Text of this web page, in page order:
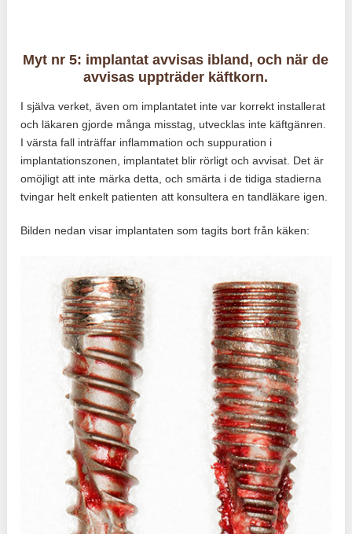
Myt nr 5: implantat avvisas ibland, och när de
avvisas uppträder käftkorn.
I själva verket, även om implantatet inte var korrekt installerat
och läkaren gjorde många misstag, utvecklas inte käftgänren.
I värsta fall inträffar inflammation och suppuration i
implantationszonen, implantatet blir rörligt och avvisat. Det är
omöjligt att inte märka detta, och smärta i de tidiga stadierna
tvingar helt enkelt patienten att konsultera en tandläkare igen.
Bilden nedan visar implantaten som tagits bort från käken: